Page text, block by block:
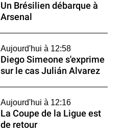
Un Brésilien débarque à
Arsenal
Aujourd'hui à 12:58
Diego Simeone s'exprime
sur le cas Julián Alvarez
Aujourd'hui à 12:16
La Coupe de la Ligue est
de retour